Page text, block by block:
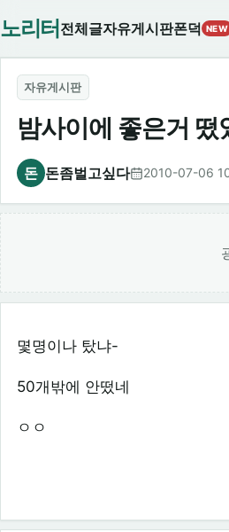
노리터 전체글자유게시판폰덕 NEW
자유게시판
밤사이에 좋은거 떴
돈 돈좀벌고싶다 2010-07-06
몇명이나 탔냐-
50개밖에 안떴네
ㅇㅇ